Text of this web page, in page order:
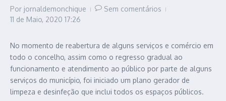
Por jornaldemonchique
Sem comentários
11 de Maio, 2020 17:26
No momento de reabertura de alguns serviços e comércio em
todo o concelho, assim como o regresso gradual ao
funcionamento e atendimento ao público por parte de alguns
serviços do município, foi iniciado um plano gerador de
limpeza e desinfeção que inclui todos os espaços públicos.